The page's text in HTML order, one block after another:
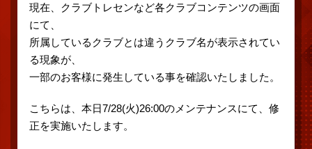
現在、クラブトレセンなど各クラブコンテンツの画面
にて、
所属しているクラブとは違うクラブ名が表示されてい
る現象が、
一部のお客様に発生している事を確認いたしました。
こちらは、本日7/28(火)26:00のメンテナンスにて、修
正を実施いたします。